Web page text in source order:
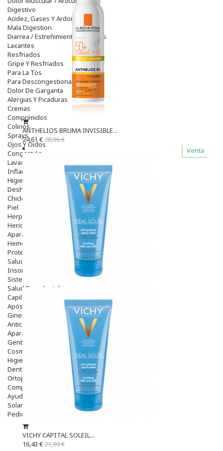
Digestivo
Acidez, Gases Y Ardores
Mala Digestion
Diarrea / Estreñimiento / Vómitos
Laxantes
Resfriados
Gripe Y Resfriados
Para La Tos
Para Descongestionar La Nariz
Dolor De Garganta
Alergias Y Picaduras
Cremas
Comprimidos
Colirios
Sprays
Ojos Y Oidos
Congestión
Lavado Ojos
Inflamación Del Oido (otitis)
Higiene Oido
Deshabituación Tabaquismo
Chicles
Piel
Herpes Y Hongos
Heridas Y úlceras
Aparato Genital
Hemorroides
Protectores Y Emolientes
Salud
Insomnio
Sistema Nervioso
Salud Bucodental
Capilar
Apósitos
Ginecología
Anticonceptivos
Aparato Genital
Gente Mayor
Cosmética
Higiene
Dentales
Ortopedia
Complementos Nutricionales.
Ayudas
Solares
Pedido express
ANTHELIOS BRUMA INVISIBLE...
24,61 €28,96 €
Venta
VICHY CAPITAL SOLEIL...
16,43 €21,90 €